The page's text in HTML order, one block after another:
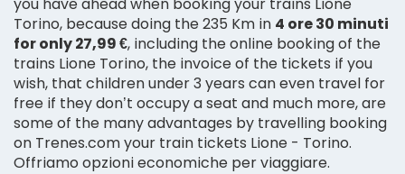
Torino, because doing the 235 Km in 4 ore 30 minuti
for only 27,99 €, including the online booking of the
trains Lione Torino, the invoice of the tickets if you
wish, that children under 3 years can even travel for
free if they don’t occupy a seat and much more, are
some of the many advantages by travelling booking
on Trenes.com your train tickets Lione - Torino.
Offriamo opzioni economiche per viaggiare.